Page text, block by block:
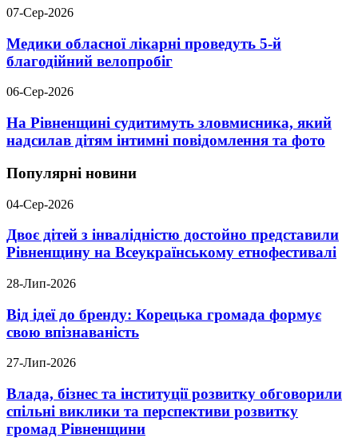
07-Сер-2026
Медики обласної лікарні проведуть 5-й
благодійний велопробіг
06-Сер-2026
На Рівненщині судитимуть зловмисника, який
надсилав дітям інтимні повідомлення та фото
Популярні новини
04-Сер-2026
Двоє дітей з інвалідністю достойно представили
Рівненщину на Всеукраїнському етнофестивалі
28-Лип-2026
Від ідеї до бренду: Корецька громада формує
свою впізнаваність
27-Лип-2026
Влада, бізнес та інституції розвитку обговорили
спільні виклики та перспективи розвитку
громад Рівненщини